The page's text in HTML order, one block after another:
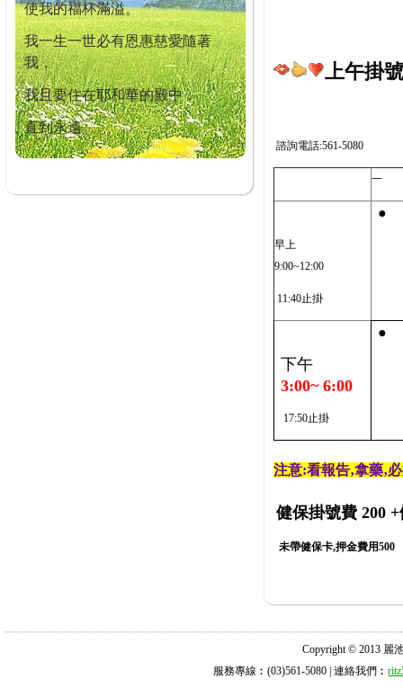
使我的福杯滿溢。
我一生一世必有恩惠慈愛隨著
我，
我且要住在耶和華的殿中，
直到永遠。
上午掛
諮詢電話:561-5080
一
早上
9:00~12:00
11:40止掛
●
下午
3:00~ 6:00
17:50止掛
●
注意:看報告‚拿藥‚
健保掛號費 200 +
未帶健保卡,押金費用500
Copyright © 2013 麗
服務專線︰(03)561-5080 | 連絡我們︰